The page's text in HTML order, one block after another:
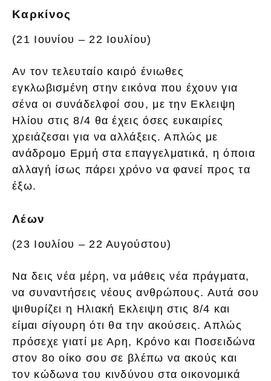
Καρκίνος
(21 Ιουνίου – 22 Ιουλίου)
Αν τον τελευταίο καιρό ένιωθες
εγκλωβισμένη στην εικόνα που έχουν για
σένα οι συνάδελφοί σου, με την Εκλειψη
Ηλίου στις 8/4 θα έχεις όσες ευκαιρίες
χρειάζεσαι για να αλλάξεις. Απλώς με
ανάδρομο Ερμή στα επαγγελματικά, η όποια
αλλαγή ίσως πάρει χρόνο να φανεί προς τα
έξω.
Λέων
(23 Ιουλίου – 22 Αυγούστου)
Να δεις νέα μέρη, να μάθεις νέα πράγματα,
να συναντήσεις νέους ανθρώπους. Αυτά σου
ψιθυρίζει η Ηλιακή Εκλειψη στις 8/4 και
είμαι σίγουρη ότι θα την ακούσεις. Απλώς
πρόσεχε γιατί με Αρη, Κρόνο και Ποσειδώνα
στον 8ο οίκο σου σε βλέπω να ακούς και
τον κώδωνα του κινδύνου στα οικονομικά